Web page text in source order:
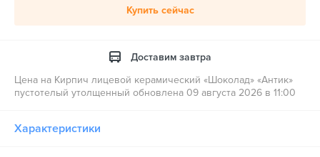
Купить сейчас
Доставим завтра
Цена на Кирпич лицевой керамический «Шоколад» «Антик»
пустотелый утолщенный обновлена 09 августа 2026 в 11:00
Характеристики